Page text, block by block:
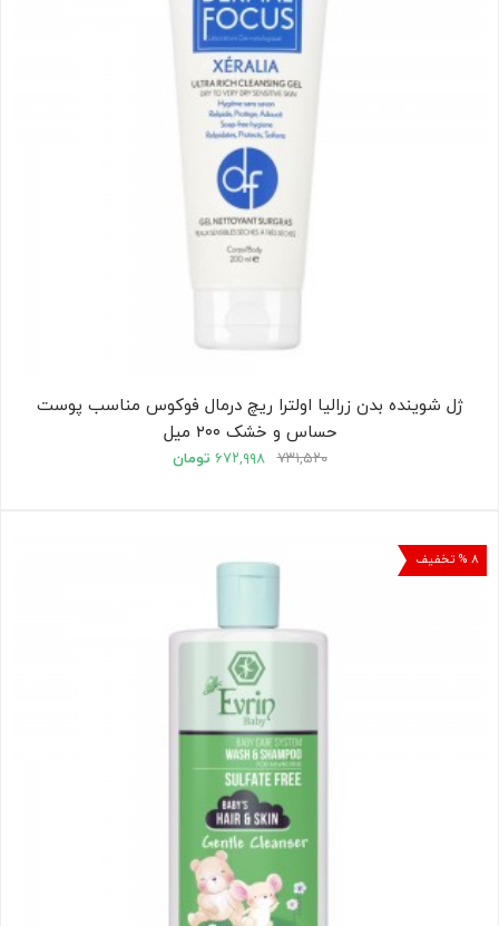
ژل شوینده بدن زرالیا اولترا ریچ درمال فوکوس مناسب پوست
حساس و خشک ۲۰۰ میل
۷۳۱,۵۲۰ ۶۷۲,۹۹۸ تومان
۸ % تخفیف